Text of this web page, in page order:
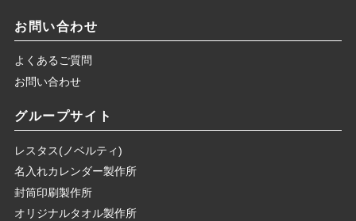
お問い合わせ
よくあるご質問
お問い合わせ
グループサイト
レスタス(ノベルティ)
名入れカレンダー製作所
封筒印刷製作所
オリジナルタオル製作所